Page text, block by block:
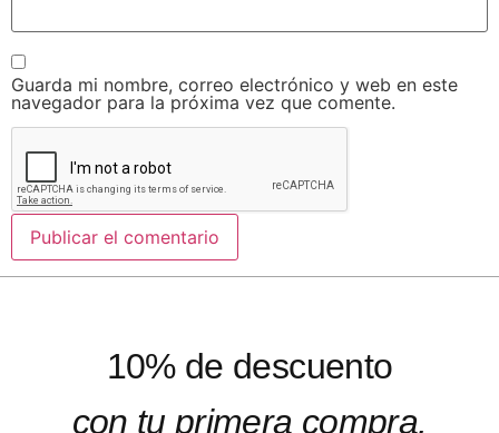
Guarda mi nombre, correo electrónico y web en este
navegador para la próxima vez que comente.
10% de descuento
con tu primera compra.